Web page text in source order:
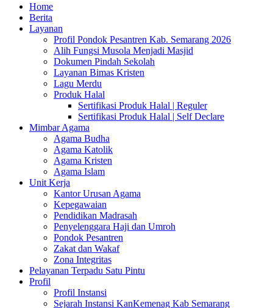
Home
Berita
Layanan
Profil Pondok Pesantren Kab. Semarang 2026
Alih Fungsi Musola Menjadi Masjid
Dokumen Pindah Sekolah
Layanan Bimas Kristen
Lagu Merdu
Produk Halal
Sertifikasi Produk Halal | Reguler
Sertifikasi Produk Halal | Self Declare
Mimbar Agama
Agama Budha
Agama Katolik
Agama Kristen
Agama Islam
Unit Kerja
Kantor Urusan Agama
Kepegawaian
Pendidikan Madrasah
Penyelenggara Haji dan Umroh
Pondok Pesantren
Zakat dan Wakaf
Zona Integritas
Pelayanan Terpadu Satu Pintu
Profil
Profil Instansi
Sejarah Instansi KanKemenag Kab Semarang